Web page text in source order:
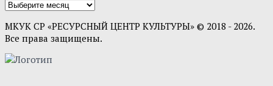
МКУК СР «РЕСУРСНЫЙ ЦЕНТР КУЛЬТУРЫ» © 2018 - 2026.
Все права защищены.